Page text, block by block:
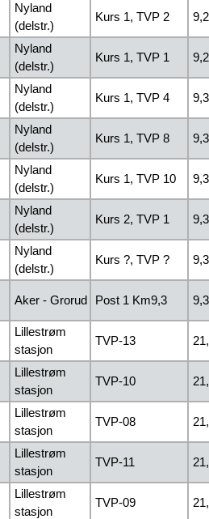
Nyland
(delstr.)
Kurs 1, TVP 2
Nyland
(delstr.)
Kurs 1, TVP 1
Nyland
(delstr.)
Kurs 1, TVP 4
Nyland
(delstr.)
Kurs 1, TVP 8
Nyland
(delstr.)
Kurs 1, TVP 10
Nyland
(delstr.)
Kurs 2, TVP 1
Nyland
(delstr.)
Kurs ?, TVP ?
Aker - Grorud Post 1 Km9,3 9,3
Lillestrøm
stasjon
TVP-13
Lillestrøm
stasjon
TVP-10
Lillestrøm
stasjon
TVP-08
Lillestrøm
stasjon
TVP-11
Lillestrøm
stasjon
TVP-09